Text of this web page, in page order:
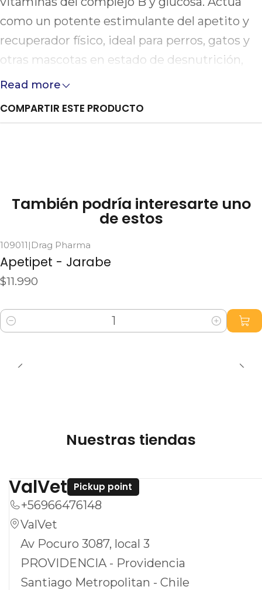
como un potente estimulante del apetito y
recuperador físico, ideal para perros, gatos y
otras mascotas en estado de desnutrición,
convalecencia, estrés o que necesitan un
Read more
COMPARTIR ESTE PRODUCTO
También podría interesarte uno
de estos
109011 | Drag Pharma
Apetipet - Jarabe
$11.990
Cantidad
Nuestras tiendas
ValVet Pickup point
+56966476148
ValVet
Av Pocuro 3087, local 3
PROVIDENCIA - Providencia
Santiago Metropolitan - Chile